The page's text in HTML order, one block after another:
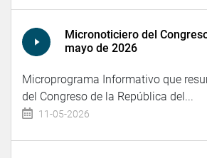
Micronoticiero del
mayo de 2026
Microprograma Informativo que
del Congreso de la República del...
11-05-2026